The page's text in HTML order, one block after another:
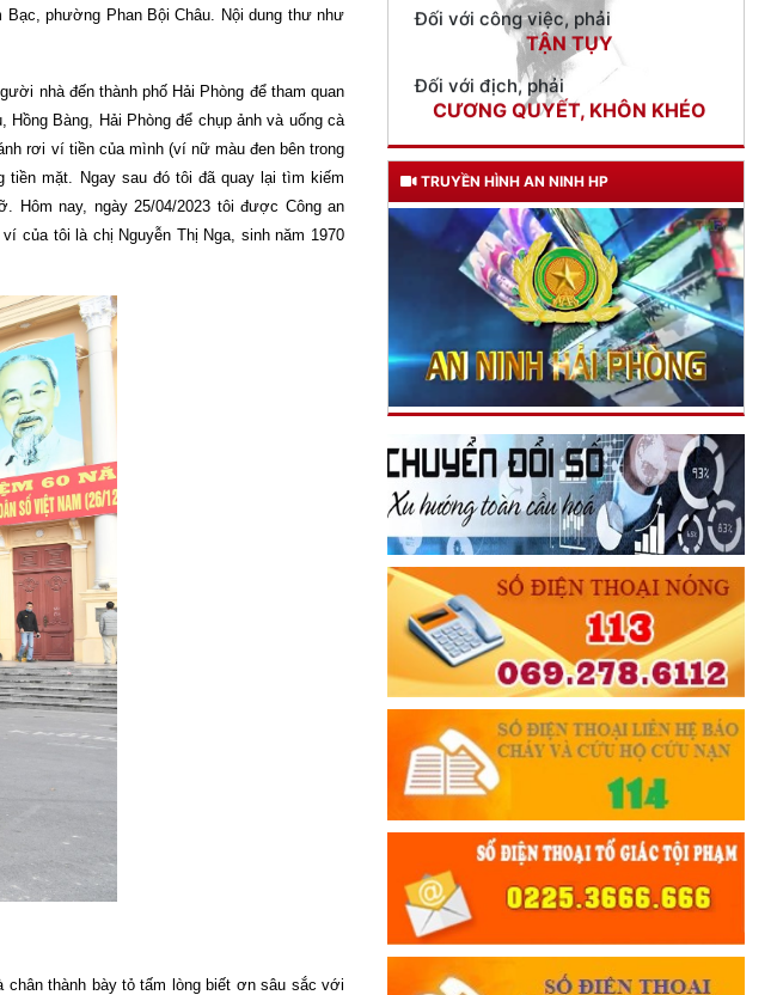
Bạc, phường Phan Bội Châu. Nội dung thư như
nhà đến thành phố Hải Phòng để tham quan
Bàng, Hải Phòng để chụp ảnh và uống cà
rơi ví tiền của mình (ví nữ màu đen bên trong
tiền mặt. Ngay sau đó tôi đã quay lại tìm kiếm
Hôm nay, ngày 25/04/2023 tôi được Công an
của tôi là chị Nguyễn Thị Nga, sinh năm 1970
thành bày tỏ tấm lòng biết ơn sâu sắc với
Đối với địch, phải
CƯƠNG QUYẾT, KHÔN KHÉO
Trích thư Chủ tịch Hồ Chí Minh
gửi Công an Khu XII,
TRUYỀN HÌNH AN NINH HP